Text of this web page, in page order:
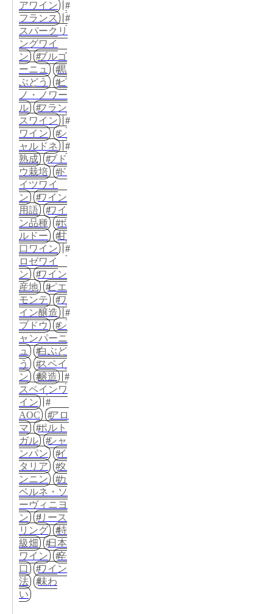
アワイン
フランス
スパークリ
ングワイ
ン
ブルゴ
ーニュ
黒
ぶどう
ピ
ノ・ノワー
ル
フラン
スワイン
ワイン
シ
ャルドネ
熟成
ブド
ウ栽培
ド
イツワイ
ン
ワイン
用語
ワイ
ン品種
ボ
ルドー
甘
口ワイン
ロゼワイ
ン
ワイン
産地
ピエ
モンテ
ワ
イン醸造
ブドウ
シ
ャンパーニ
ュ
白ぶど
う
スペイ
ン
醸造
スペインワ
イン
AOC
アロ
マ
ポルト
ガル
シャ
ンパン
イ
タリア
タ
ンニン
カ
ベルネ・ソ
ーヴィニヨ
ン
リース
リング
特
級畑
日本
ワイン
辛
口
ワイン
法
味わ
い